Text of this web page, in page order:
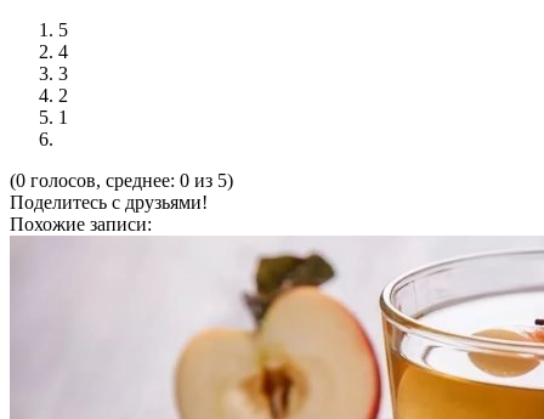
5
4
3
2
1
(0 голосов, среднее: 0 из 5)
Поделитесь с друзьями!
Похожие записи: